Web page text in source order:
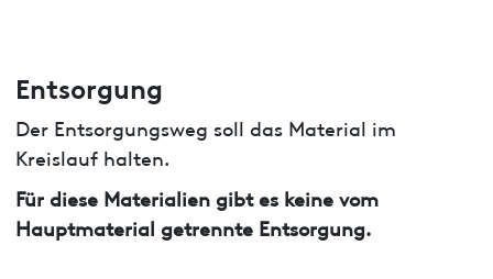
Entsorgung
Der Entsorgungsweg soll das Material im
Kreislauf halten.
Für diese Materialien gibt es keine vom
Hauptmaterial getrennte Entsorgung.